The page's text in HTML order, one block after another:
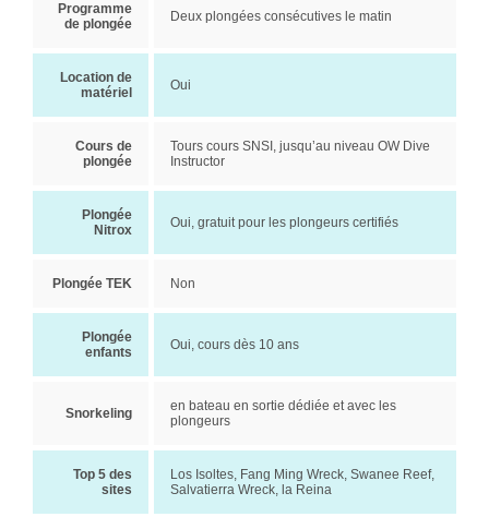
Programme
de plongée
Deux plongées consécutives le matin
Location de
matériel
Oui
Cours de
plongée
Tours cours SNSI, jusqu’au niveau OW Dive
Instructor
Plongée
Nitrox
Oui, gratuit pour les plongeurs certifiés
Plongée TEK Non
Plongée
enfants
Oui, cours dès 10 ans
Snorkeling
en bateau en sortie dédiée et avec les
plongeurs
Top 5 des
sites
Los Isoltes, Fang Ming Wreck, Swanee Reef,
Salvatierra Wreck, la Reina